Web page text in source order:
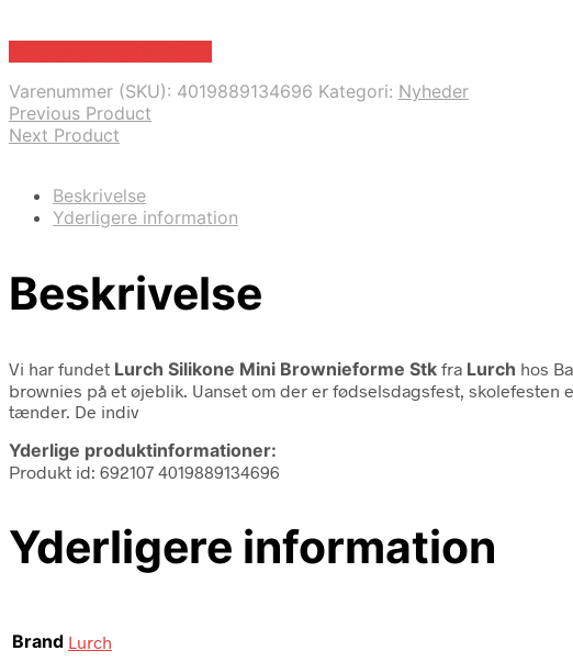
Varenummer (SKU): 4019889134696 Kategori: Nyheder
Previous Product
Next Product
Beskrivelse
Yderligere information
Beskrivelse
Vi har fundet Lurch Silikone Mini Brownieforme Stk fra Lurch hos
brownies på et øjeblik. Uanset om der er fødselsdagsfest,
tænder. De indiv
Yderlige produktinformationer:
Produkt id: 692107 4019889134696
Yderligere information
Brand Lurch